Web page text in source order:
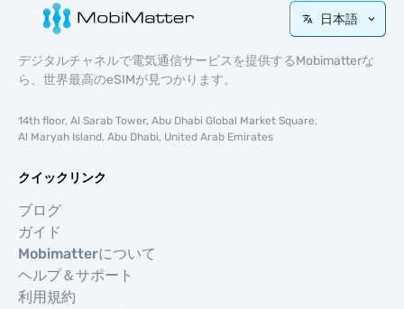
日本語
デジタルチャネルで電気通信サービスを提供するMobimatterな
ら、世界最高のeSIMが見つかります。
14th floor, Al Sarab Tower, Abu Dhabi Global Market Square,
Al Maryah Island, Abu Dhabi, United Arab Emirates
クイックリンク
ブログ
ガイド
Mobimatterについて
ヘルプ＆サポート
利用規約